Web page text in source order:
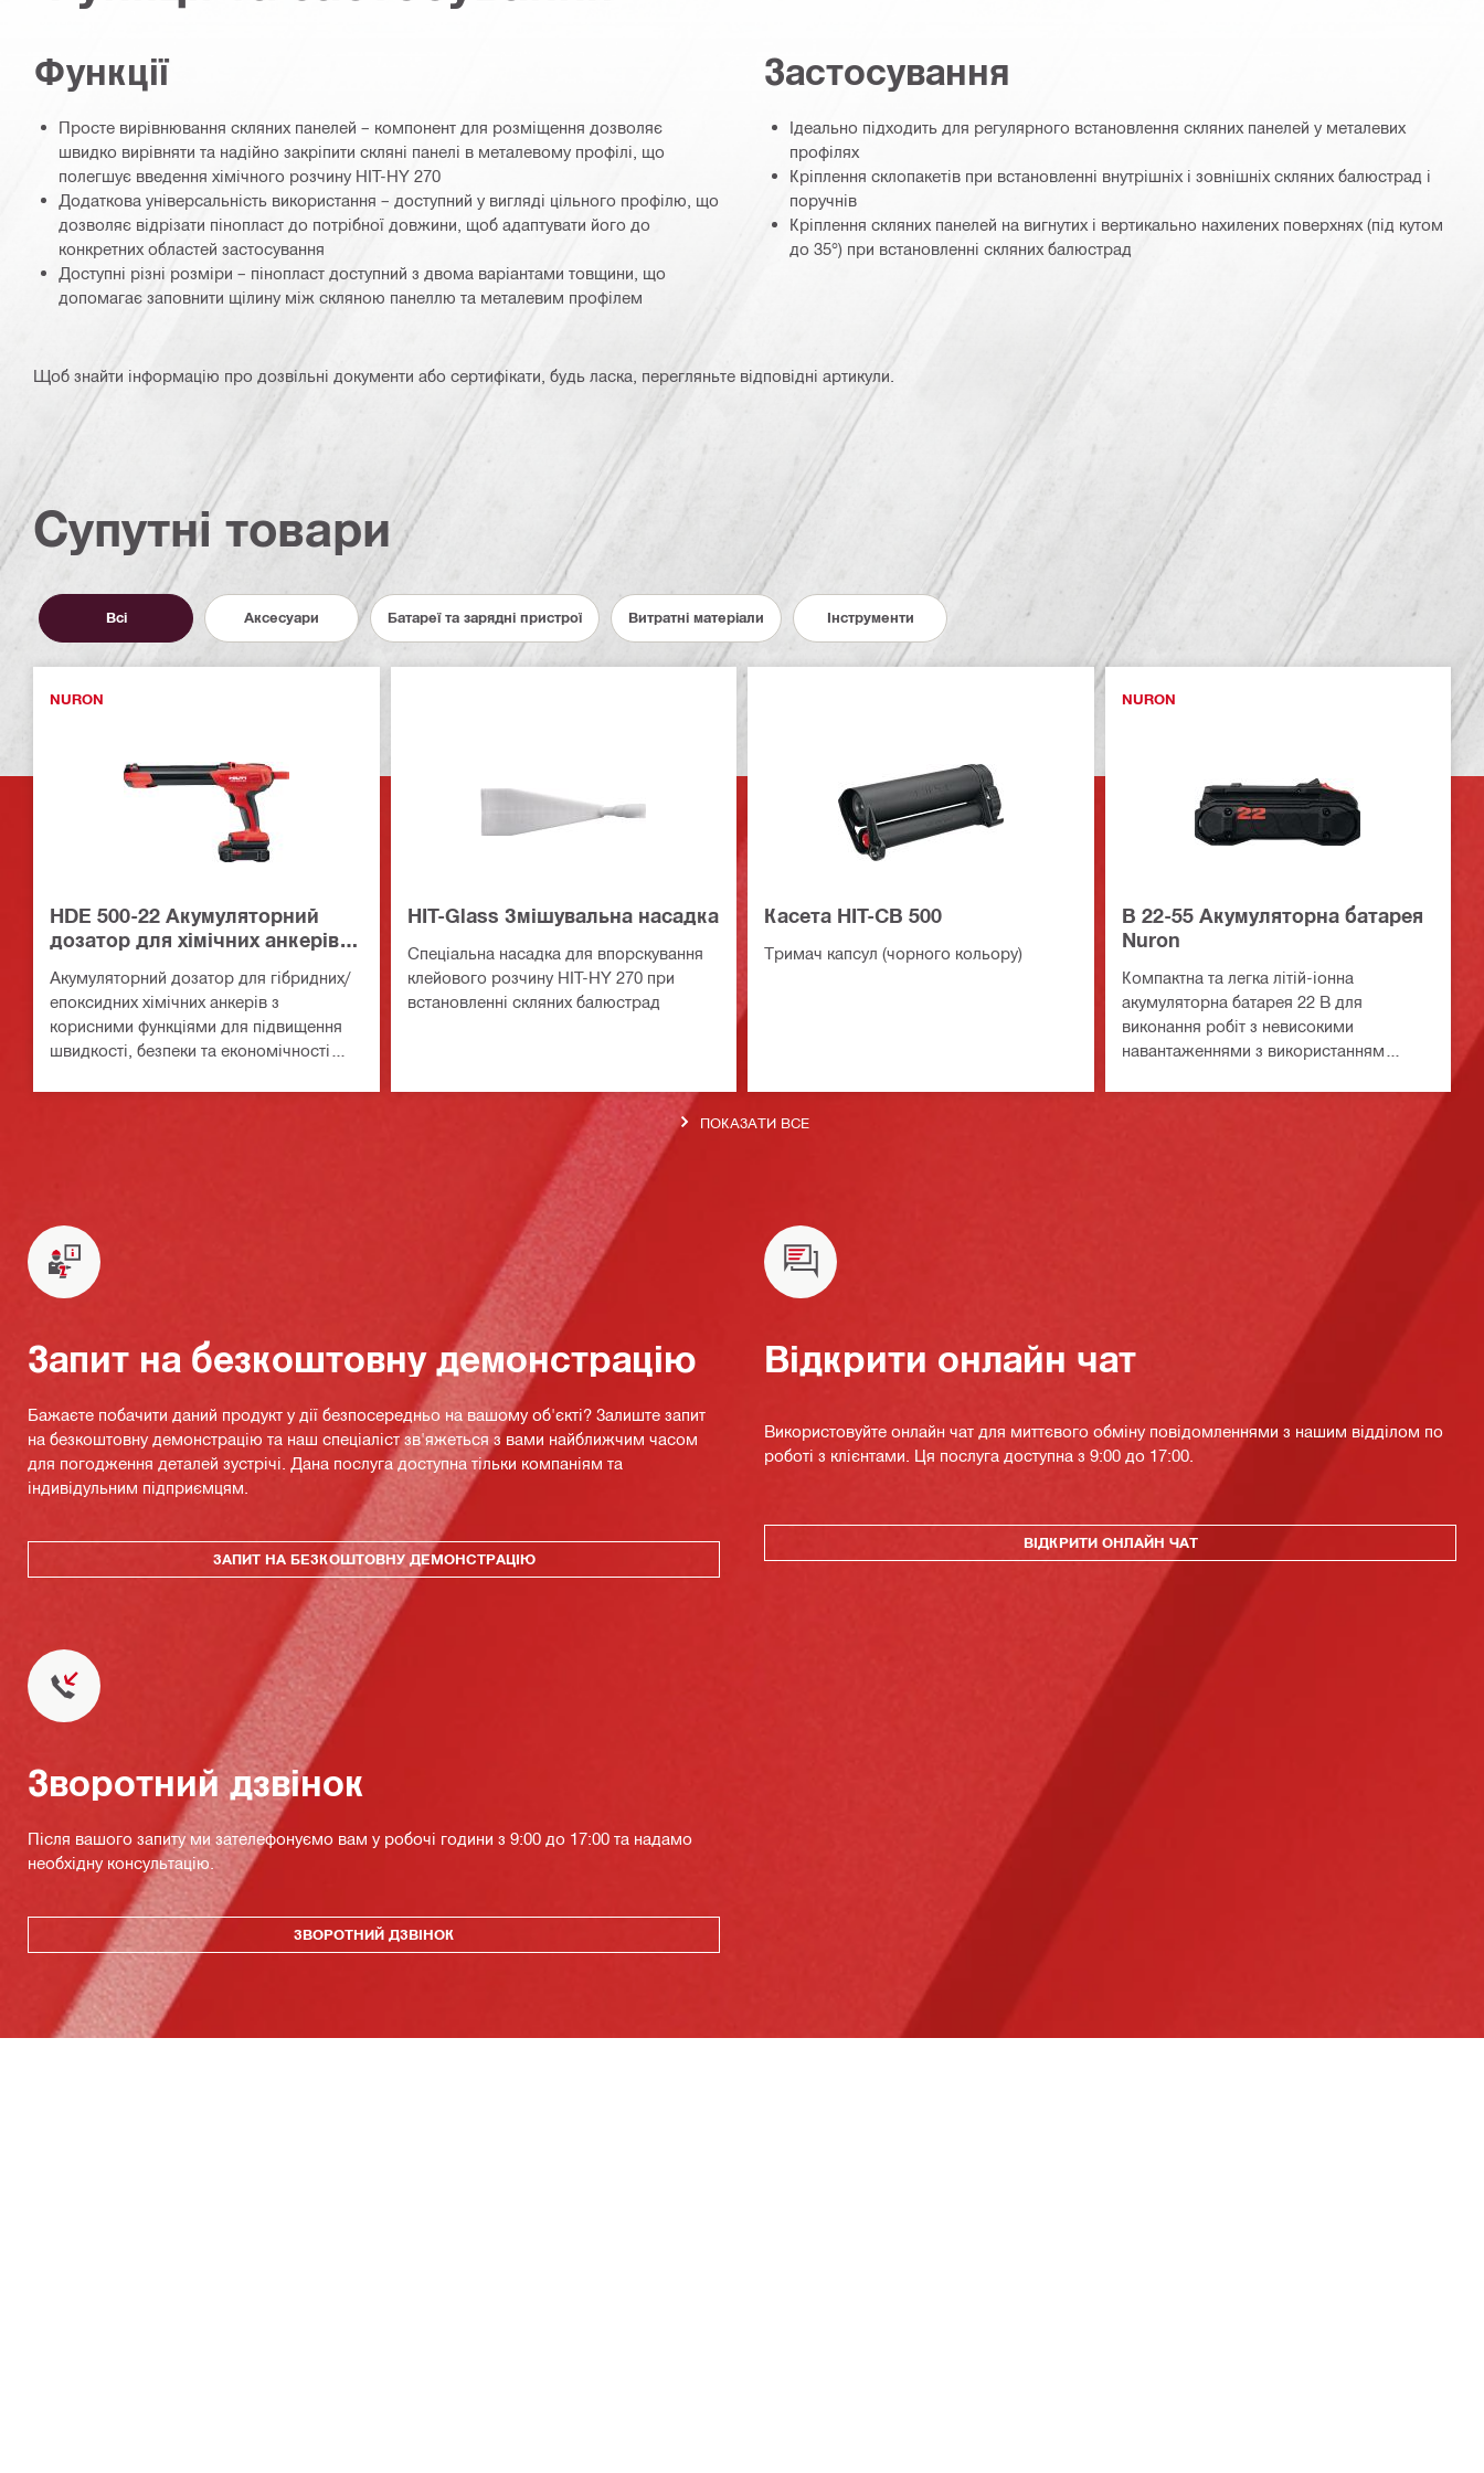
Функції
Просте вирівнювання скляних панелей – компонент для розміщення дозволяє
швидко вирівняти та надійно закріпити скляні панелі в металевому профілі, що
полегшує введення хімічного розчину HIT-HY 270
Додаткова універсальність використання – доступний у вигляді цільного профілю, що
дозволяє відрізати пінопласт до потрібної довжини, щоб адаптувати його до
конкретних областей застосування
Доступні різні розміри – пінопласт доступний з двома варіантами товщини, що
допомагає заповнити щілину між скляною панеллю та металевим профілем
Застосування
Ідеально підходить для регулярного встановлення скляних панелей у металевих
профілях
Кріплення склопакетів при встановленні внутрішніх і зовнішніх скляних балюстрад і
поручнів
Кріплення скляних панелей на вигнутих і вертикально нахилених поверхнях (під кутом
до 35°) при встановленні скляних балюстрад
Щоб знайти інформацію про дозвільні документи або сертифікати, будь ласка, перегляньте відповідні артикули.
Супутні товари
Всі Аксесуари Батареї та зарядні пристрої Витратні матеріали Інструменти
NURON
HDE 500-22 Акумуляторний
дозатор для хімічних анкерів
Акумуляторний дозатор для гібридних/
епоксидних хімічних анкерів з
корисними функціями для підвищення
швидкості, безпеки та економічності
батарей Nuron)
HIT-Glass Змішувальна насадка
Спеціальна насадка для впорскування
клейового розчину HIT-HY 270 при
встановленні скляних балюстрад
Касета HIT-CB 500
Тримач капсул (чорного кольору)
NURON
B 22-55 Акумуляторна батарея
Nuron
Компактна та легка літій-іонна
акумуляторна батарея 22 В для
виконання робіт з невисокими
навантаженнями з використанням
Nuron
ПОКАЗАТИ ВСЕ
Запит на безкоштовну демонстрацію
Бажаєте побачити даний продукт у дії безпосередньо на вашому об'єкті? Залиште запит
на безкоштовну демонстрацію та наш спеціаліст зв'яжеться з вами найближчим часом
для погодження деталей зустрічі. Дана послуга доступна тільки компаніям та
індивідульним підприємцям.
ЗАПИТ НА БЕЗКОШТОВНУ ДЕМОНСТРАЦІЮ
Відкрити онлайн чат
Використовуйте онлайн чат для миттєвого обміну повідомленнями з нашим відділом по
роботі з клієнтами. Ця послуга доступна з 9:00 до 17:00.
ВІДКРИТИ ОНЛАЙН ЧАТ
Зворотний дзвінок
Після вашого запиту ми зателефонуємо вам у робочі години з 9:00 до 17:00 та надамо
необхідну консультацію.
ЗВОРОТНИЙ ДЗВІНОК